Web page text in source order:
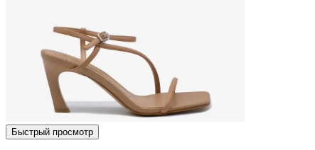
Быстрый просмотр